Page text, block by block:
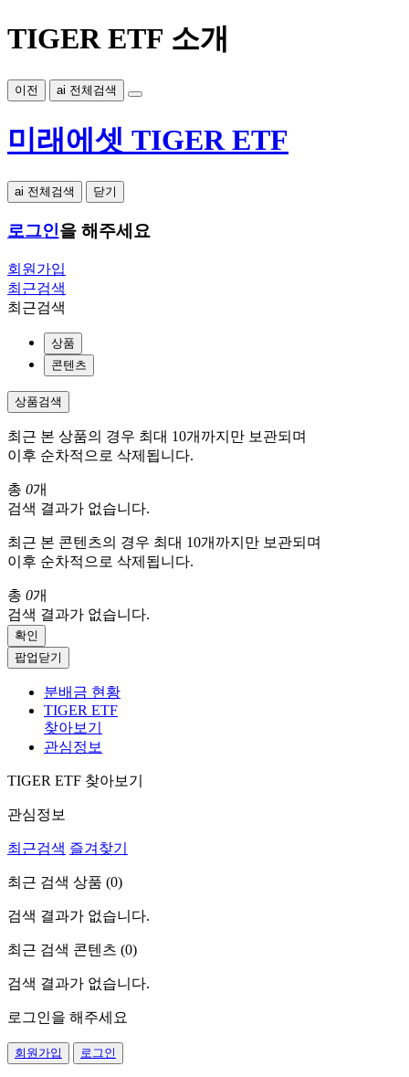
TIGER ETF 소개
이전 ai 전체검색
미래에셋 TIGER ETF
ai 전체검색 닫기
로그인을 해주세요
회원가입
최근검색
최근검색
상품
콘텐츠
상품검색
최근 본 상품의 경우 최대 10개까지만 보관되며
이후 순차적으로 삭제됩니다.
총 0개
검색 결과가 없습니다.
최근 본 콘텐츠의 경우 최대 10개까지만 보관되며
이후 순차적으로 삭제됩니다.
총 0개
검색 결과가 없습니다.
확인
팝업닫기
분배금 현황
TIGER ETF
찾아보기
관심정보
TIGER ETF 찾아보기
관심정보
최근검색 즐겨찾기
최근 검색 상품 (0)
검색 결과가 없습니다.
최근 검색 콘텐츠 (0)
검색 결과가 없습니다.
로그인을 해주세요
회원가입 로그인